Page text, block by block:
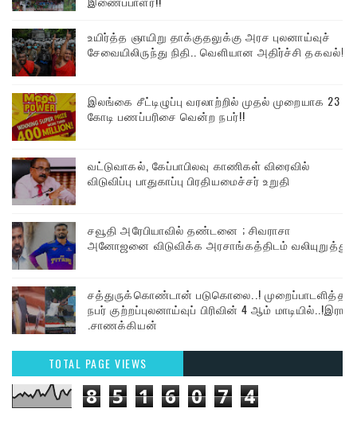
உயிர்த்த ஞாயிறு தாக்குதலுக்கு அரச புலனாய்வுச்
சேவையிலிருந்து நிதி.. வெளியான அதிர்ச்சி தகவல்!
இலங்கை சீட்டிழுப்பு வரலாற்றில் முதல் முறையாக 23
கோடி பணப்பரிசை வென்ற நபர்!!
வட்டுவாகல், கேப்பாபிலவு காணிகள் விரைவில்
விடுவிப்பு பாதுகாப்பு பிரதியமைச்சர் உறுதி
சவூதி அரேபியாவில் தண்டனை ; சிவராசா
அனோஜனை விடுவிக்க அரசாங்கத்திடம் வலியுறுத்து
சத்துருக்கொண்டான் படுகொலை..! முறைப்பாடளித்த
நபர் குற்றப்புலனாய்வுப் பிரிவின் 4 ஆம் மாடியில்..!இரா
.சாணக்கியன்
TOTAL PAGE VIEWS
8 5 1 6 0 7 4